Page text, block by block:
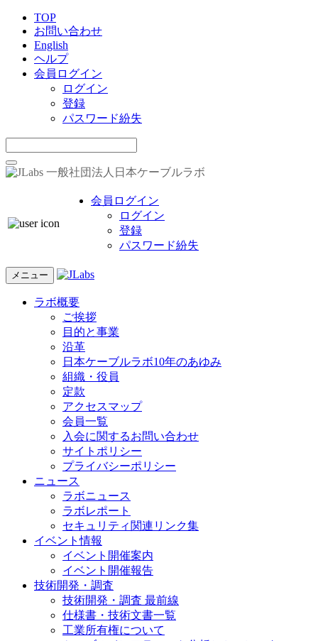
TOP
お問い合わせ
English
ヘルプ
会員ログイン
ログイン
登録
パスワード紛失
一般社団法人日本ケーブルラボ
会員ログイン
ログイン
登録
パスワード紛失
メニュー
ラボ概要
ご挨拶
目的と事業
沿革
日本ケーブルラボ10年のあゆみ
組織・役員
定款
アクセスマップ
会員一覧
入会に関するお問い合わせ
サイトポリシー
プライバシーポリシー
ニュース
ラボニュース
ラボレポート
セキュリティ関連リンク集
イベント情報
イベント開催案内
イベント開催報告
技術開発・調査
技術開発・調査 最前線
仕様書・技術文書一覧
工業所有権について